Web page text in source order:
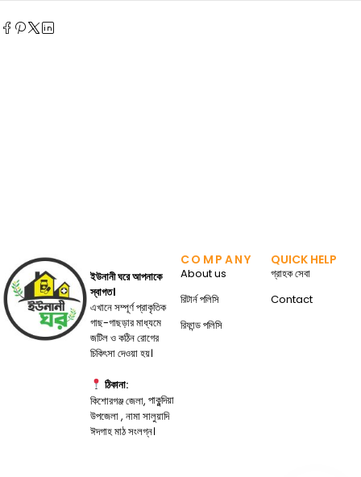
ইউনানী ঘরে আপনাকে
স্বাগত।
এখানে সম্পূর্ণ প্রাকৃতিক
গাছ-গাছড়ার মাধ্যমে
জটিল ও কঠিন রোগের
চিকিৎসা দেওয়া হয়।
ঠিকানা:
কিশোরগঞ্জ জেলা, পাকুন্দিয়া
উপজেলা , নামা সালুয়াদি
ঈদগাহ মাঠ সংলগ্ন।
COMPANY
About us
রিটার্ন পলিসি
রিফান্ড পলিসি
QUICK HELP
গ্রাহক সেবা
Contact